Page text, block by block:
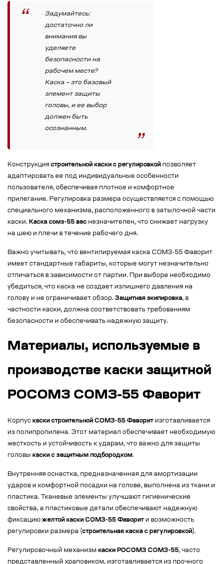
Задумайтесь:
достаточно ли
внимания вы
уделяете
безопасности на
рабочем месте?
Каска – это базовый
элемент защиты
головы, и ее выбор
должен быть
осознанным.
Конструкция строительной каски с регулировкой позволяет
адаптировать ее под индивидуальные особенности
пользователя, обеспечивая плотное и комфортное
прилегание. Регулировка размера осуществляется с помощью
специального механизма, расположенного в затылочной части
каски. Каска сомз-55 вес незначителен, что снижает нагрузку
на шею и плечи в течение рабочего дня.
Важно учитывать, что вентилируемая каска СОМЗ-55 Фаворит
имеет стандартные габариты, которые могут незначительно
отличаться в зависимости от партии. При выборе необходимо
убедиться, что каска не создает излишнего давления на
голову и не ограничивает обзор. Защитная экипировка, в
частности каски, должна соответствовать требованиям
безопасности и обеспечивать надежную защиту.
Материалы, используемые в
производстве каски защитной
РОСОМЗ СОМЗ-55 Фаворит
Корпус каски строительной СОМЗ-55 Фаворитизготавливается
из полипропилена. Этот материал обеспечивает необходимую
жесткость и устойчивость к ударам, что важно для защиты
головы каски с защитным подбородком.
Внутренняя оснастка, предназначенная для амортизации
ударов и комфортной посадки на голове, выполнена из ткани и
пластика. Тканевые элементы улучшают гигиенические
свойства, а пластиковые детали обеспечивают надежную
фиксацию желтой каски СОМЗ-55 Фаворити возможность
регулировки размера (строительная каска с регулировкой).
Регулировочный механизм каски РОСОМЗ СОМЗ-55, часто
представленный храповиком, изготавливается из прочного